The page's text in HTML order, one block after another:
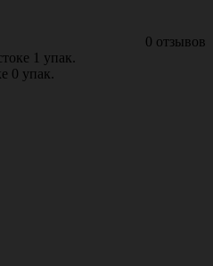
0 отзывов
1 упак.
0 упак.